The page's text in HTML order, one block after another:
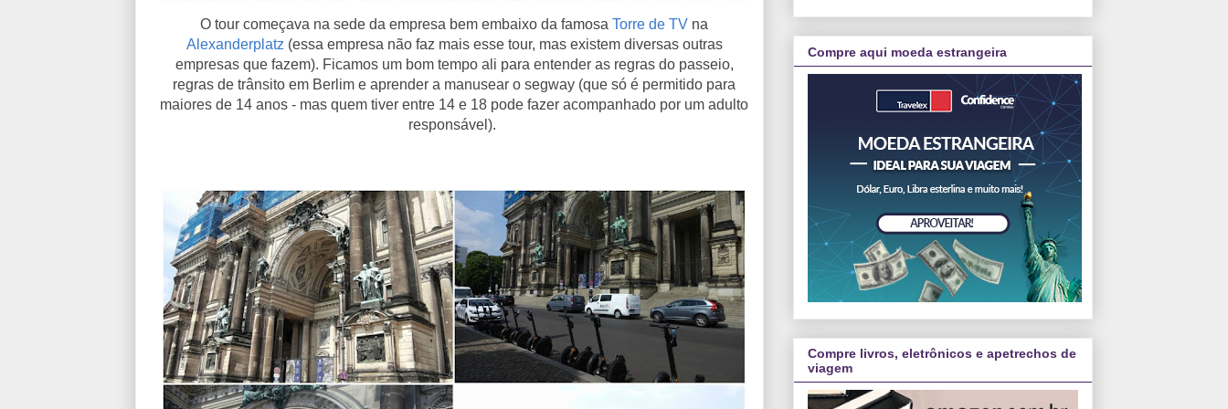
O tour começava na sede da empresa bem embaixo da famosa Torre de TV na
Alexanderplatz (essa empresa não faz mais esse tour, mas existem diversas outras
empresas que fazem). Ficamos um bom tempo ali para entender as regras do passeio,
regras de trânsito em Berlim e aprender a manusear o segway (que só é permitido para
maiores de 14 anos - mas quem tiver entre 14 e 18 pode fazer acompanhado por um adulto
responsável).
Compre aqui moeda estrangeira
Compre livros, eletrônicos e apetrechos de
viagem